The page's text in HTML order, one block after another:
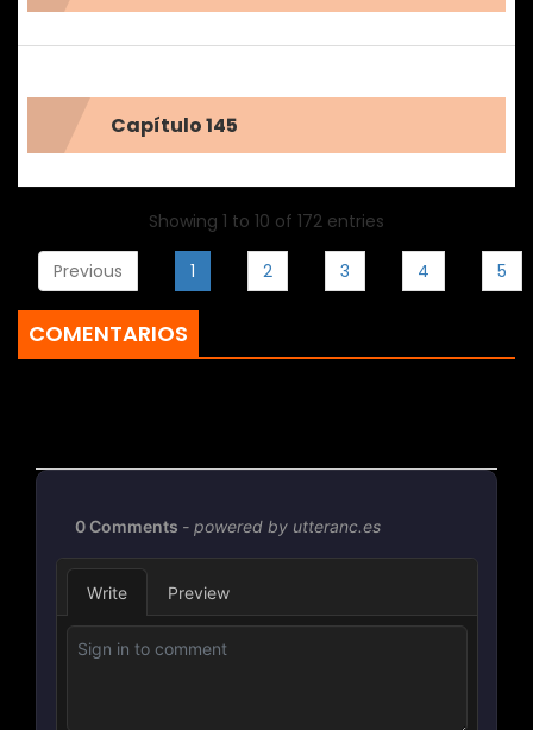
Capítulo 145
Showing 1 to 10 of 172 entries
Previous 1 2 3 4 5
COMENTARIOS